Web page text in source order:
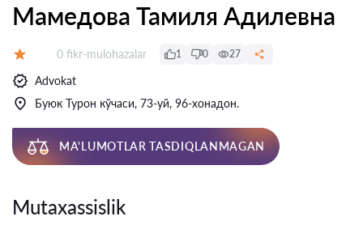
Мамедова Тамиля Адилевна
Fikrlar:
0 fikr-mulohazalar 1 0 27
Advokat
Буюк Турон кўчаси, 73-уй, 96-хонадон.
MA'LUMOTLAR TASDIQLANMAGAN
Mutaxassislik